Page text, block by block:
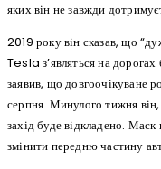
яких він не завжди
2019 року він сказав, що
Tesla з’являться на
заявив, що довгоочікуване
серпня. Минулого тижня
захід буде відкладено.
змінити передню частину